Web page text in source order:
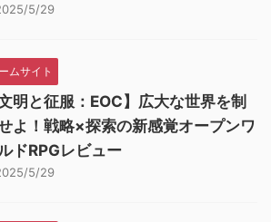
5/29
ムサイト
文明と征服：EOC】広大な世界を制
よ！戦略×探索の新感覚オープンワ
ドRPGレビュー
5/29